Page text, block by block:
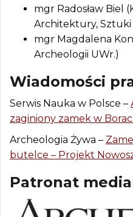
mgr Radosław Biel
Architektury, Sztuki
mgr Magdalena
Archeologii UWr.)
Wiadomości
Serwis Nauka w Polsce –
zaginiony zamek w
Archeologia Żywa –
butelce – Projekt
Patronat